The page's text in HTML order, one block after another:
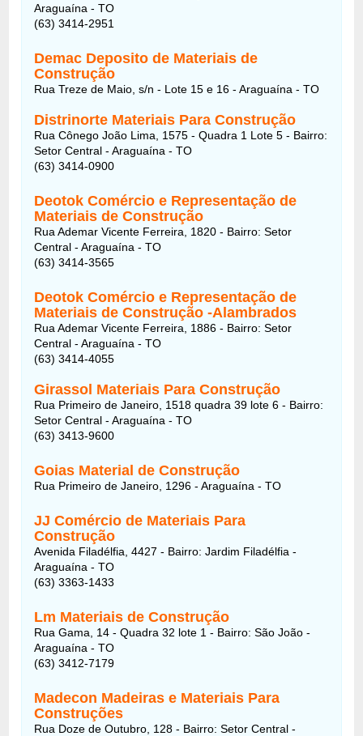
Araguaína - TO
(63) 3414-2951
Demac Deposito de Materiais de
Construção
Rua Treze de Maio, s/n - Lote 15 e 16 - Araguaína - TO
Distrinorte Materiais Para Construção
Rua Cônego João Lima, 1575 - Quadra 1 Lote 5 - Bairro:
Setor Central - Araguaína - TO
(63) 3414-0900
Deotok Comércio e Representação de
Materiais de Construção
Rua Ademar Vicente Ferreira, 1820 - Bairro: Setor
Central - Araguaína - TO
(63) 3414-3565
Deotok Comércio e Representação de
Materiais de Construção -Alambrados
Rua Ademar Vicente Ferreira, 1886 - Bairro: Setor
Central - Araguaína - TO
(63) 3414-4055
Girassol Materiais Para Construção
Rua Primeiro de Janeiro, 1518 quadra 39 lote 6 - Bairro:
Setor Central - Araguaína - TO
(63) 3413-9600
Goias Material de Construção
Rua Primeiro de Janeiro, 1296 - Araguaína - TO
JJ Comércio de Materiais Para
Construção
Avenida Filadélfia, 4427 - Bairro: Jardim Filadélfia -
Araguaína - TO
(63) 3363-1433
Lm Materiais de Construção
Rua Gama, 14 - Quadra 32 lote 1 - Bairro: São João -
Araguaína - TO
(63) 3412-7179
Madecon Madeiras e Materiais Para
Construções
Rua Doze de Outubro, 128 - Bairro: Setor Central -